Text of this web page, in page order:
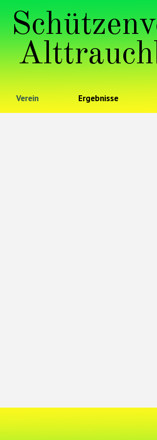
Verein Ergebnisse